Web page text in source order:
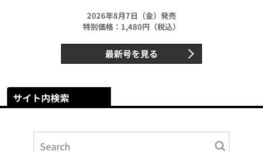
2026年8月7日（金）発売
特別価格：1,480円（税込）
最新号を見る
サイト内検索